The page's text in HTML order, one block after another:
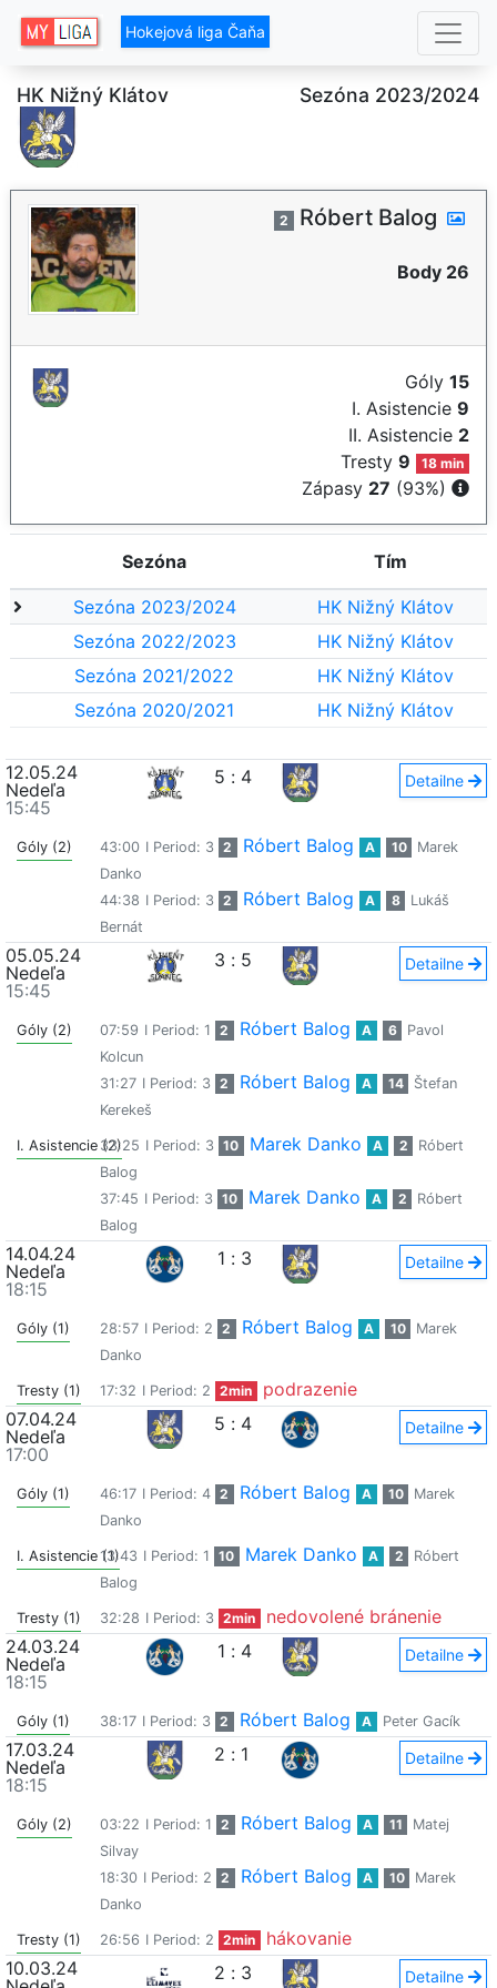
Hokejová liga Čaňa
HK Nižný Klátov Sezóna 2023/2024
2 Róbert Balog
Body 26
Góly 15
I. Asistencie 9
II. Asistencie 2
Tresty9 18 min
Zápasy 27 (93%)
Sezóna Tím
Sezóna 2023/2024
HK Nižný Klátov
Sezóna 2022/2023
HK Nižný Klátov
Sezóna 2021/2022
HK Nižný Klátov
Sezóna 2020/2021
HK Nižný Klátov
12.05.24
Nedeľa
15:45
5 : 4 Detailne
Góly (2) 43:00 I Period: 3 2 Róbert Balog A 10
Marek
Danko
44:38 I Period: 3 2 Róbert Balog A 8
Lukáš
Bernát
05.05.24
Nedeľa
15:45
3 : 5 Detailne
Góly (2) 07:59 I Period: 1 2 Róbert Balog A 6
Pavol
Kolcun
31:27 I Period: 3 2 Róbert Balog A 14
Štefan
Kerekeš
I. Asistencie (2)33:25 I Period: 3 10 Marek Danko A 2
Róbert
Balog
37:45 I Period: 3 10 Marek Danko A 2
Róbert
Balog
14.04.24
Nedeľa
18:15
1 : 3 Detailne
Góly (1) 28:57 I Period: 2 2 Róbert Balog A 10
Marek
Danko
Tresty (1) 17:32 I Period: 2 2min
podrazenie
07.04.24
Nedeľa
17:00
5 : 4 Detailne
Góly (1) 46:17 I Period: 4 2 Róbert Balog A 10
Marek
Danko
I. Asistencie (1)13:43 I Period: 1 10 Marek Danko A 2
Róbert
Balog
Tresty (1) 32:28 I Period: 3 2min
nedovolené bránenie
24.03.24
Nedeľa
18:15
1 : 4 Detailne
Góly (1) 38:17 I Period: 3 2 Róbert Balog A Peter Gacík
17.03.24
Nedeľa
18:15
2 : 1 Detailne
Góly (2) 03:22 I Period: 1 2 Róbert Balog A 11
Matej
Silvay
18:30 I Period: 2 2 Róbert Balog A 10
Marek
Danko
Tresty (1) 26:56 I Period: 2 2min
hákovanie
10.03.24
2 : 3 Detailne